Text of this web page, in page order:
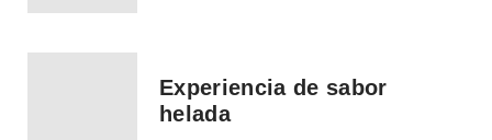
Experiencia de sabor
helada